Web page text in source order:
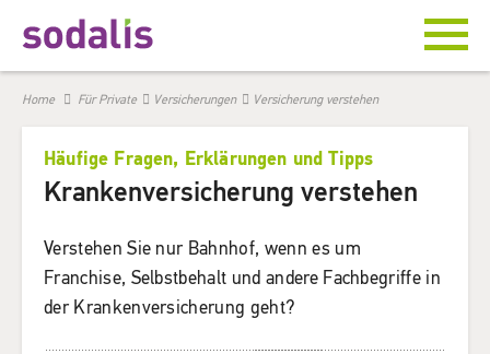
Home Für Private Versicherungen Versicherung verstehen
Häufige Fragen, Erklärungen und Tipps
Krankenversicherung verstehen
Verstehen Sie nur Bahnhof, wenn es um
Franchise, Selbstbehalt und andere Fachbegriffe in
der Krankenversicherung geht?